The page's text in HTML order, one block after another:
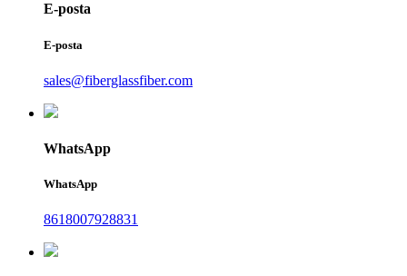
E-posta
E-posta
sales@fiberglassfiber.com
WhatsApp
WhatsApp
8618007928831